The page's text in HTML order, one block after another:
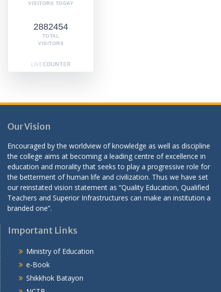
VISITORS TODAY
2882454
TOTAL
VISITORS
Our Vision
Encouraged by the worldview of knowledge as well as discipline
the college aims at becoming a leading centre of excellence in
education and morality that seeks to play a progressive role for
the betterment of human life and civilization. Thus we have set
our reinstated vision statement as “Quality Education, Qualified
Teachers and Superior Infrastructures can make an institution a
branded one”.
Important Links
Ministry of Education
e-Book
Shikkhok Batayon